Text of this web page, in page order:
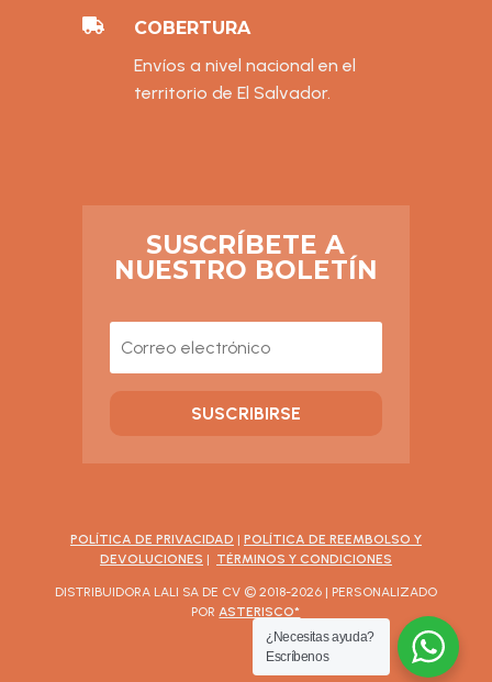

COBERTURA
Envíos a nivel nacional en el
territorio de El Salvador.
SUSCRÍBETE A
NUESTRO BOLETÍN
SUSCRIBIRSE
POLÍTICA DE PRIVACIDAD | POLÍTICA DE REEMBOLSO Y
DEVOLUCIONES | TÉRMINOS Y CONDICIONES
DISTRIBUIDORA LALI SA DE CV © 2018-2026 | PERSONALIZADO
PORASTERISCO*
¿Necesitas ayuda?
Escríbenos